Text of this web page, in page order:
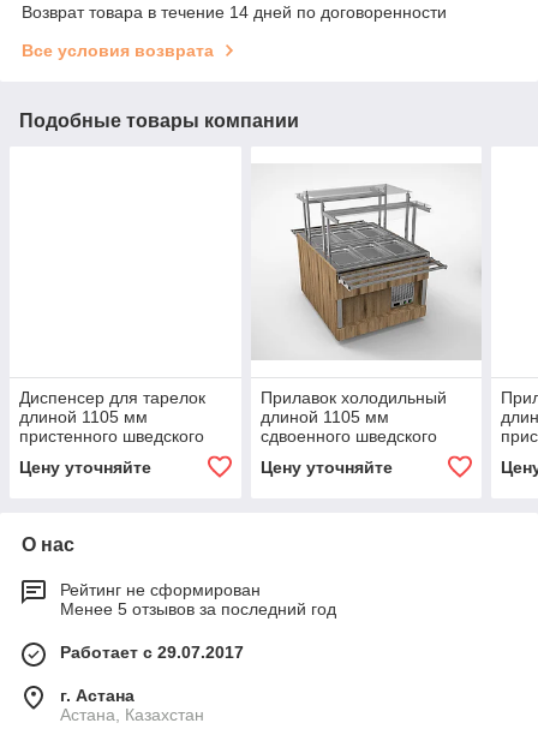
Возврат товара в течение 14 дней по договоренности
Все условия возврата
Подобные товары компании
Диспенсер для тарелок
длиной 1105 мм
пристенного шведского
стола Челябторгтехника
RD42АP
Цену уточняйте
Прилавок холодильный
длиной 1105 мм
сдвоенного шведского
стола Челябторгтехника
RС42А2
Цену уточняйте
О нас
Рейтинг не сформирован
Менее 5 отзывов за последний год
Работает с 29.07.2017
г. Астана
Астана, Казахстан